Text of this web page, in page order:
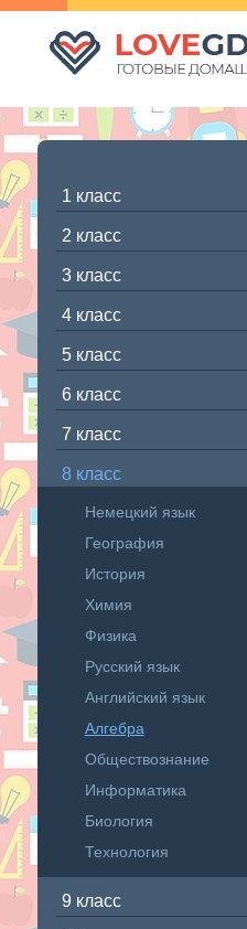
1 класс
2 класс
3 класс
4 класс
5 класс
6 класс
7 класс
8 класс
Немецкий язык
География
История
Химия
Физика
Русский язык
Английский язык
Алгебра
Обществознание
Информатика
Биология
Технология
9 класс